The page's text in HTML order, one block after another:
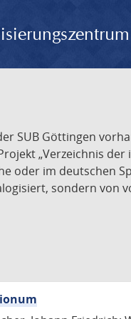
SUB Göttingen
„Verzeichnis
oder im deutschen
sondern von